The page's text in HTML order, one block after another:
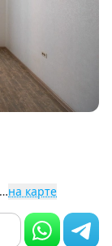
улица Цвиллинга, 42, Советский р-н (Центр)на карте